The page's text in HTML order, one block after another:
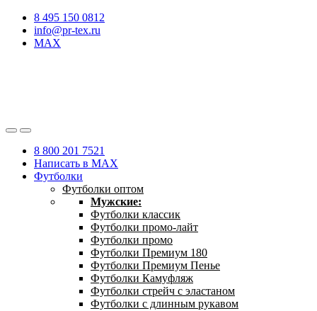
8 495 150 0812
info@pr-tex.ru
MAX
8 800 201 7521
Написать в MAX
Футболки
Футболки оптом
Мужские:
Футболки классик
Футболки промо-лайт
Футболки промо
Футболки Премиум 180
Футболки Премиум Пенье
Футболки Камуфляж
Футболки стрейч с эластаном
Футболки с длинным рукавом